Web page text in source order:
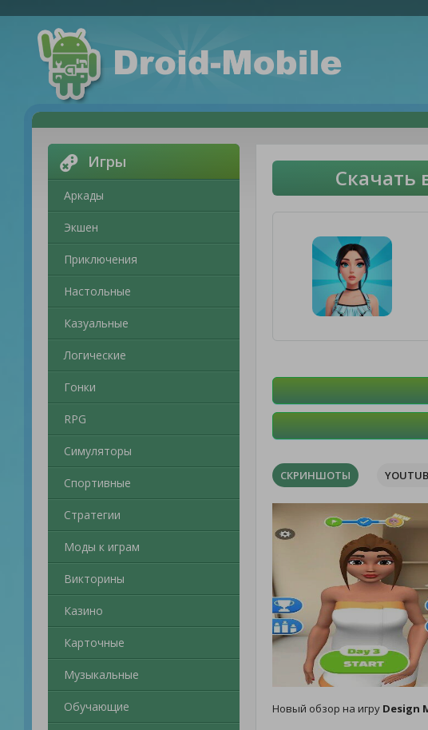
Игры
Аркады
Экшен
Приключения
Настольные
Казуальные
Логические
Гонки
RPG
Симуляторы
Спортивные
Стратегии
Моды к играм
Викторины
Казино
Карточные
Музыкальные
Обучающие
Скачать
СКРИНШОТЫ
Новый обзор на игру Design